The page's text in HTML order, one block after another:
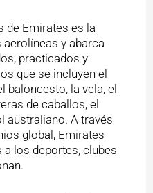
de Emirates es la
y abarca
practicados y
que se incluyen el
baloncesto, la vela, el
de caballos, el
australiano. A través
global, Emirates
los deportes, clubes